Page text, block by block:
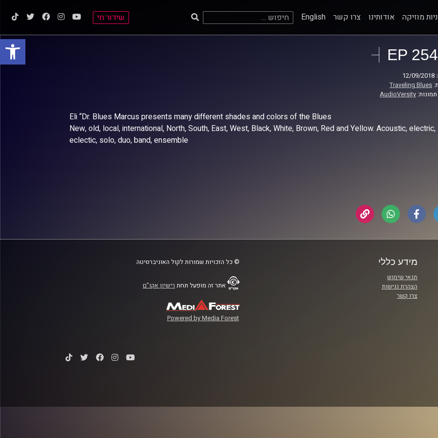
פתח
מוזיקה אודותינו צרו קשר English חיפוש: שידור חי
EP 254
Traveling Blues
AudioVersity
Eli “Dr. Blues Marcus presents many different shades and colors of the Blues
New, old, local, international, North, South, East, West, Black, White, Brown, Red and Yellow. Acoustic, electric,
eclectic, solo, duo, band, ensemble
מידע כללי
תנאי שימוש
הצהרת נגישות
צרו קשר
© כל הזכויות שמורות לקול האוניברסיטה
אתר זה מופעל תחת רישיון אקו"ם
Powered by Media Forest